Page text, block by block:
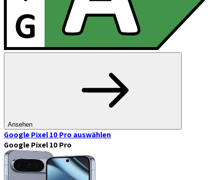
Ansehen
Google Pixel 10 Pro auswählen
Google Pixel 10 Pro